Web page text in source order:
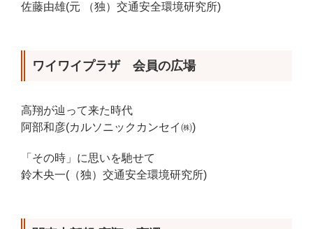
佐藤由雄(元 （独）交通安全環境研究所)
ワイワイプラザ 会員の広場
高翔が辿って来た時代
阿部和彦(カルソニックカンセイ㈱)
「その時」に思いを馳せて
鈴木央一(（独）交通安全環境研究所)